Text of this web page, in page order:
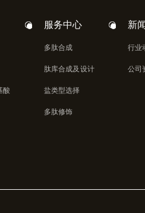
酸
服务中心
多肽合成
肽库合成及设计
盐类型选择
多肽修饰
新
行业
公司